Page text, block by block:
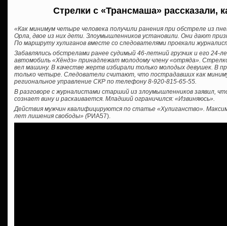
Стрелки с «Трансмаша» рассказали,
«Как минимум четыре человека получили ранения при обстреле из
Орла, двое из них дети. Злоумышленников установили. Они дают
По маршруту хулиганов вместе со следователями проехали
Забавлялись обстрелами ранее судимый 46-летний грузчик и его
автомобиль «Хёндэ» принадлежат молодому члену «отряда».
вел машину. В качестве жертв избирали только молодых девушек. В
только четыре. Следователи считают, что пострадавших как
региональное управление СКР по телефону 8-920-815-65-55.
В разговоре с журналистами старший из злоумышленников заявил,
сознает вину и раскаивается. Младший ограничился: «Извиняюсь».
Действия мужчин квалифицируются по статье «Хулиганство».
лет лишения свободы» (РИА57).